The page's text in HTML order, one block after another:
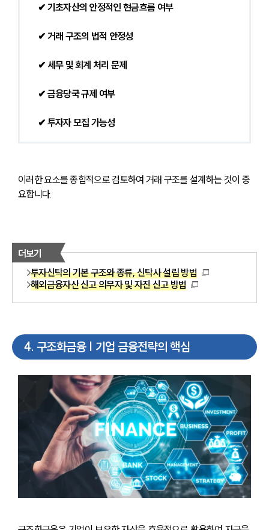
✔ 기초자산의 안정적인 현금흐름 여부
✔ 거래 구조의 법적 안정성
✔ 세무 및 회계 처리 문제
✔ 금융당국 규제 여부
✔ 투자자 모집 가능성
이러한 요소를 종합적으로 검토하여 거래 구조를 설계하는 것이 중
요합니다.
더보기
투자신탁의 기본 구조와 종류, 신탁사 설립 방법
해외금융자산 신고 의무자 및 자진 신고 방법
4. 구조화금융 | 기업 금융전략의 핵심